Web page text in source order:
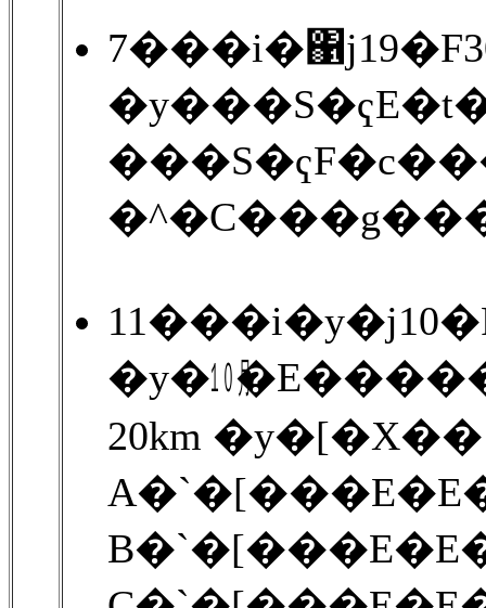
�y�㋉
20km �y�[�X��